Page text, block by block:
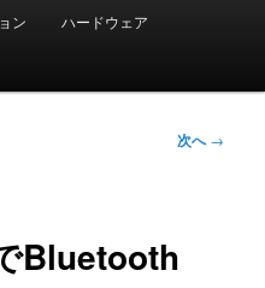
ン ハードウェア
次へ→
Bluetooth